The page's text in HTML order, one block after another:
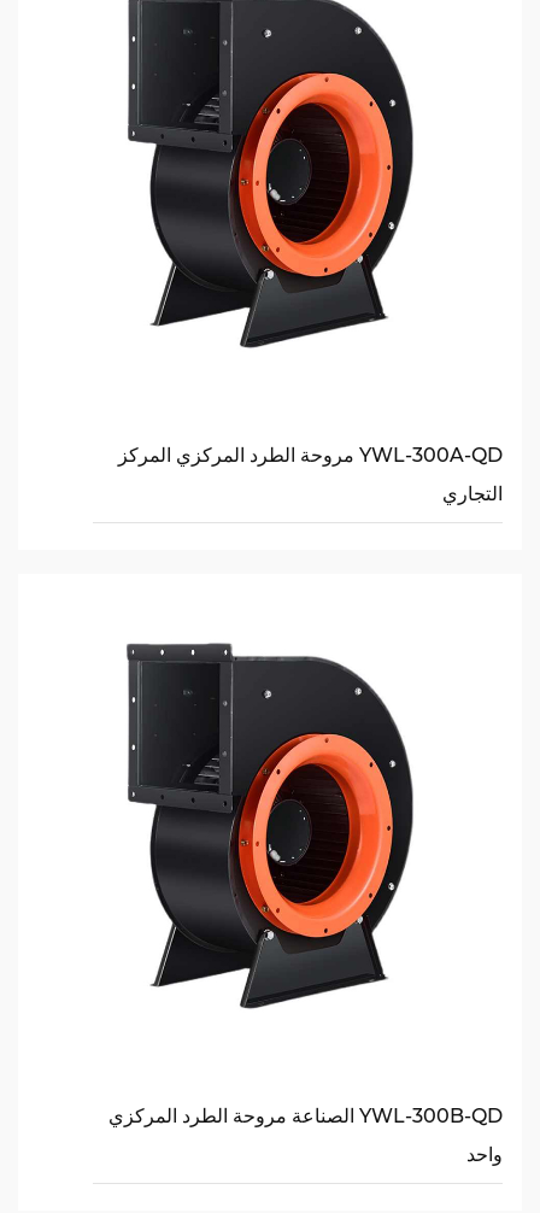
YWL-300A-QD مروحة الطرد المركزي المركز
التجاري
YWL-300B-QD الصناعة مروحة الطرد المركزي
واحد